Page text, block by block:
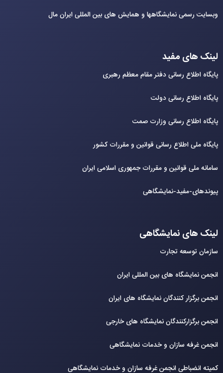
وبسایت رسمی نمایشگاهها و همایش های بین‌ المللی ایران مال
لینک های مفید
پایگاه اطلاع رسانی دفتر مقام معظم رهبری
پایگاه اطلاع رسانی دولت
پایگاه اطلاع رسانی وزارت صمت
پایگاه ملی اطلاع رسانی قوانین و مقررات کشور
سامانه ملی قوانین و مقررات جمهوری اسلامی ایران
پیوندهای-مفید-نمایشگاهی
لینک های نمایشگاهی
سازمان توسعه تجارت
انجمن نمایشگاه های بین المللی ایران
انجمن برگزار کنندگان نمایشگاه های ایران
انجمن برگزارکنندگان نمایشگاه های خارجی
انجمن غرفه سازان و خدمات نمایشگاهی
کمیته انضباطی انجمن غرفه سازان و خدمات نمایشگاهی